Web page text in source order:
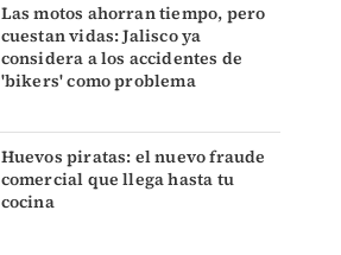
Las motos ahorran tiempo, pero
cuestan vidas: Jalisco ya
considera a los accidentes de
'bikers' como problema
Huevos piratas: el nuevo fraude
comercial que llega hasta tu
cocina